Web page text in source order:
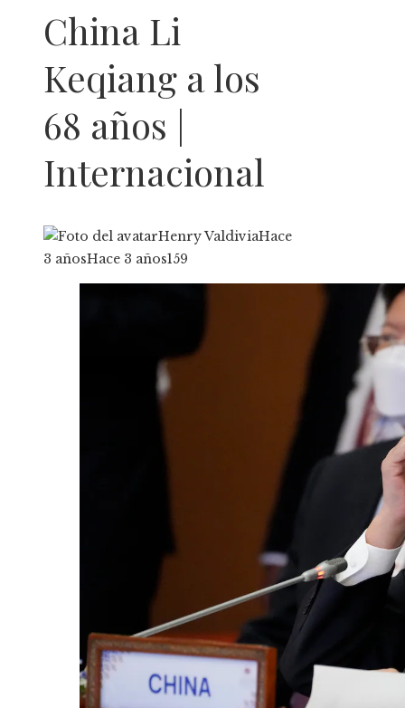
China Li
Keqiang a los
68 años |
Internacional
Henry ValdiviaHace
3 añosHace 3 años159